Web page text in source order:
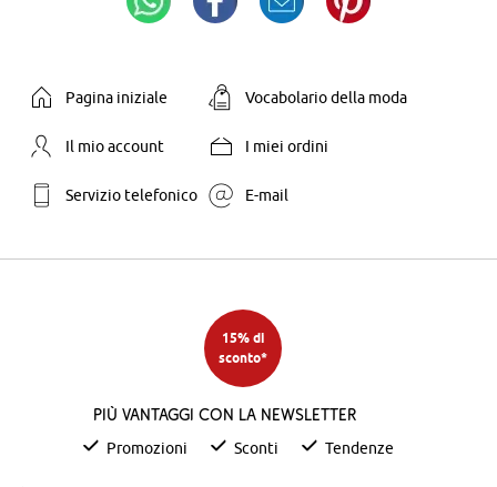
Pagina iniziale Vocabolario della moda
Il mio account I miei ordini
Servizio telefonico E-mail
15% di
sconto*
Più vantaggi con la newsletter
Promozioni Sconti Tendenze